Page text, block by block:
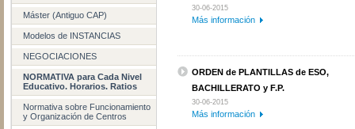
Máster (Antiguo CAP)
Modelos de INSTANCIAS
NEGOCIACIONES
NORMATIVA para Cada Nivel
Educativo. Horarios. Ratios
Normativa sobre Funcionamiento
y Organización de Centros
30-06-2015
Más información
ORDEN de PLANTILLAS de ESO,
BACHILLERATO y F.P.
30-06-2015
Más información